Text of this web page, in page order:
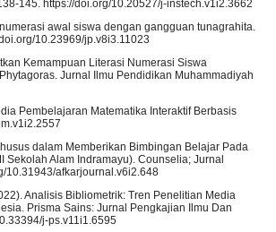
145. https://doi.org/10.20527/j-instech.v1i2.3662
awal siswa dengan gangguan tunagrahita.
10.23969/jp.v8i3.11023
Kemampuan Literasi Numerasi Siswa
Jurnal Ilmu Pendidikan Muhammadiyah
Pembelajaran Matematika Interaktif Berbasis
dalam Memberikan Bimbingan Belajar Pada
Sekolah Alam Indramayu). Counselia; Jurnal
10.31943/afkarjournal.v6i2.648
Analisis Bibliometrik: Tren Penelitian Media
Prisma Sains: Jurnal Pengkajian Ilmu Dan
j-ps.v11i1.6595